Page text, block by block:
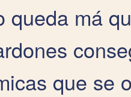
queda má
que se